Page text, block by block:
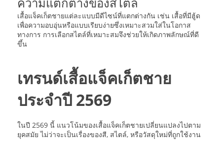
เสื้อแจ็คเก็ตชายแต่ละแบบมีดีไซน์ที่แตกต่างกัน เช่น เสื้อที่มีฮู้ด
เพื่อความอบอุ่นหรือแบบเรียบง่ายซึ่งเหมาะสวมใส่ในโอกาส
ทางการ การเลือกสไตล์ที่เหมาะสมจึงช่วยให้เกิดภาพลักษณ์ที่ดี
ขึ้น
เทรนด์เสื้อแจ็คเก็ตชาย
ประจำปี 2569
ในปี 2569 นี้ แนวโน้มของเสื้อแจ็คเก็ตชายเปลี่ยนแปลงไปตาม
ยุคสมัย ไม่ว่าจะเป็นเรื่องของสี, สไตล์, หรือวัสดุใหม่ที่ถูกใช้งาน